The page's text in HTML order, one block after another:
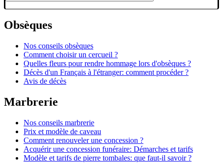
Obsèques
Nos conseils obsèques
Comment choisir un cercueil ?
Quelles fleurs pour rendre hommage lors d'obsèques ?
Décès d'un Français à l'étranger: comment procéder ?
Avis de décès
Marbrerie
Nos conseils marbrerie
Prix et modèle de caveau
Comment renouveler une concession ?
Acquérir une concession funéraire: Démarches et tarifs
Modèle et tarifs de pierre tombales: que faut-il savoir ?